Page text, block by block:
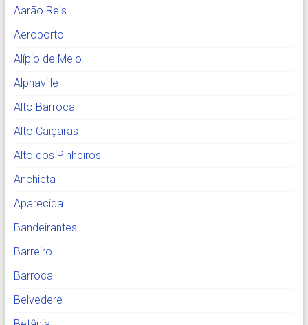
Aarão Reis
Aeroporto
Alípio de Melo
Alphaville
Alto Barroca
Alto Caiçaras
Alto dos Pinheiros
Anchieta
Aparecida
Bandeirantes
Barreiro
Barroca
Belvedere